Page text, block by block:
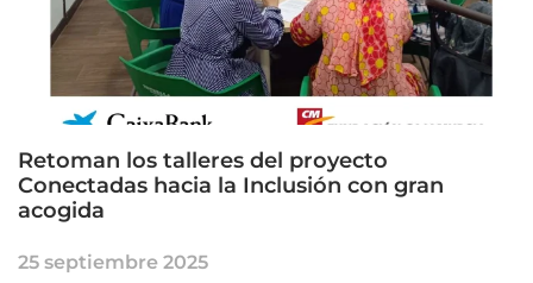
Retoman los talleres del proyecto
Conectadas hacia la Inclusión con gran
acogida
25 septiembre 2025